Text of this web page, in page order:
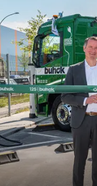
Ein Unternehmen der